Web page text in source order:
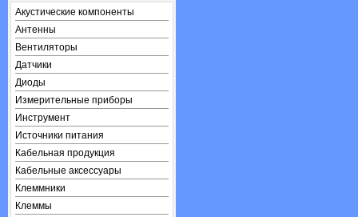
Акустические компоненты
Антенны
Вентиляторы
Датчики
Диоды
Измерительные приборы
Инструмент
Источники питания
Кабельная продукция
Кабельные аксессуары
Клеммники
Клеммы